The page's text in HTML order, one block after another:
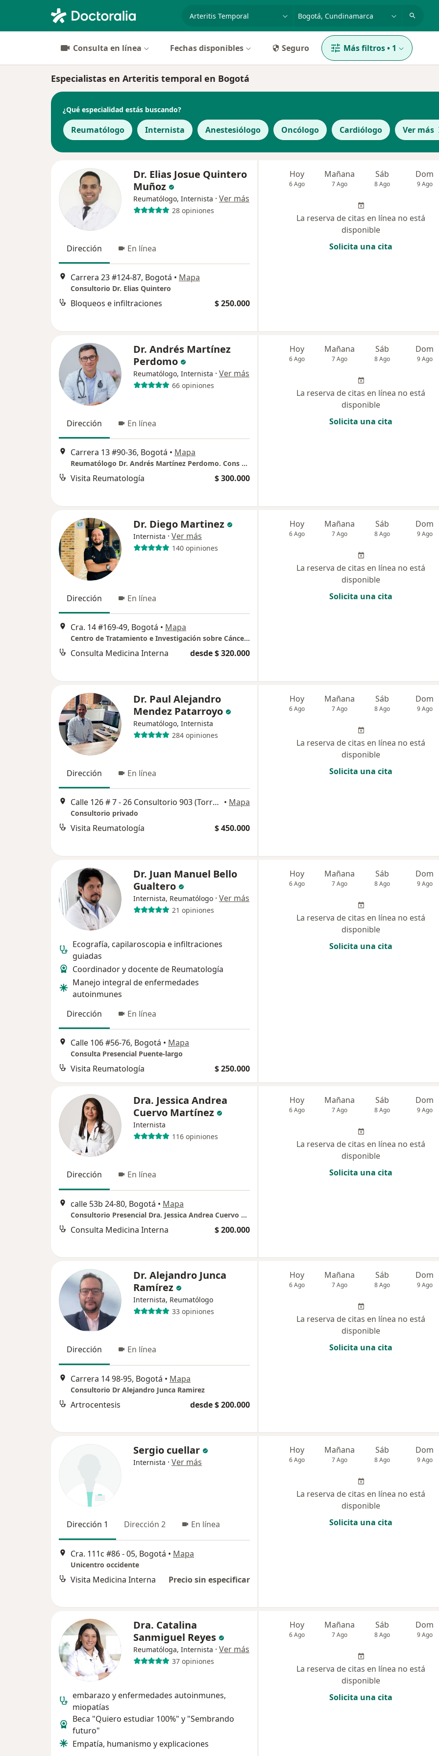
especialidad, enfermedad o nombre
p. ej. Bogotá
Consulta en línea Fechas disponibles Seguro Más filtros• 1
Especialistas en Arteritis temporal en Bogotá
¿Qué especialidad estás buscando?
Reumatólogo Internista Anestesiólogo Oncólogo Cardiólogo Ver más
Dr. Elias Josue Quintero
Muñoz
Reumatólogo, Internista · Ver más
28 opiniones
Dirección En línea
Carrera 23 #124-87, Bogotá • Mapa
Consultorio Dr. Elias Quintero
Bloqueos e infiltraciones $ 250.000
Hoy
6 Ago
Mañana
7 Ago
Sáb
8 Ago
Dom
9 Ago
La reserva de citas en línea no está
disponible
Solicita una cita
Dr. Andrés Martínez
Perdomo
Reumatólogo, Internista · Ver más
66 opiniones
Dirección En línea
Carrera 13 #90-36, Bogotá • Mapa
Reumatólogo Dr. Andrés Martínez Perdomo. Cons 202
Visita Reumatología $ 300.000
Hoy
6 Ago
Mañana
7 Ago
Sáb
8 Ago
Dom
9 Ago
La reserva de citas en línea no está
disponible
Solicita una cita
Dr. Diego Martinez
Internista · Ver más
140 opiniones
Dirección En línea
Cra. 14 #169-49, Bogotá • Mapa
Centro de Tratamiento e Investigación sobre Cáncer CTIC Edificio de Innvestigación Consultorio 425
Consulta Medicina Interna desde $ 320.000
Hoy
6 Ago
Mañana
7 Ago
Sáb
8 Ago
Dom
9 Ago
La reserva de citas en línea no está
disponible
Solicita una cita
Dr. Paul Alejandro
Mendez Patarroyo
Reumatólogo, Internista
284 opiniones
Dirección En línea
Calle 126 # 7 - 26 Consultorio 903 (Torre 126), Bogotá • Mapa
Consultorio privado
Visita Reumatología $ 450.000
Hoy
6 Ago
Mañana
7 Ago
Sáb
8 Ago
Dom
9 Ago
La reserva de citas en línea no está
disponible
Solicita una cita
Dr. Juan Manuel Bello
Gualtero
Internista, Reumatólogo · Ver más
21 opiniones
Ecografía, capilaroscopia e infiltraciones
guiadas
Coordinador y docente de Reumatología
Manejo integral de enfermedades
autoinmunes
Dirección
En línea
Calle 106 #56-76, Bogotá • Mapa
Consulta Presencial Puente-largo
Visita Reumatología $ 250.000
Hoy
6 Ago
Mañana
7 Ago
Sáb
8 Ago
Dom
9 Ago
La reserva de citas en línea no está
disponible
Solicita una cita
Dra. Jessica Andrea
Cuervo Martínez
Internista
116 opiniones
Dirección En línea
calle 53b 24-80, Bogotá • Mapa
Consultorio Presencial Dra. Jessica Andrea Cuervo Martínez
Consulta Medicina Interna $ 200.000
Hoy
6 Ago
Mañana
7 Ago
Sáb
8 Ago
Dom
9 Ago
La reserva de citas en línea no está
disponible
Solicita una cita
Dr. Alejandro Junca
Ramírez
Internista, Reumatólogo
33 opiniones
Dirección En línea
Carrera 14 98-95, Bogotá • Mapa
Consultorio Dr Alejandro Junca Ramirez
Artrocentesis desde $ 200.000
Hoy
6 Ago
Mañana
7 Ago
Sáb
8 Ago
Dom
9 Ago
La reserva de citas en línea no está
disponible
Solicita una cita
Sergio cuellar
Internista · Ver más
Dirección 1 Dirección 2 En línea
Cra. 111c #86 - 05, Bogotá • Mapa
Unicentro occidente
Visita Medicina Interna Precio sin especificar
Hoy
6 Ago
Mañana
7 Ago
Sáb
8 Ago
Dom
9 Ago
La reserva de citas en línea no está
disponible
Solicita una cita
Dra. Catalina
Sanmiguel Reyes
Reumatóloga, Internista · Ver más
37 opiniones
embarazo y enfermedades autoinmunes,
miopatías
Beca "Quiero estudiar 100%" y "Sembrando
futuro"
Empatía, humanismo y explicaciones
Hoy
6 Ago
Mañana
7 Ago
Sáb
8 Ago
Dom
9 Ago
La reserva de citas en línea no está
disponible
Solicita una cita